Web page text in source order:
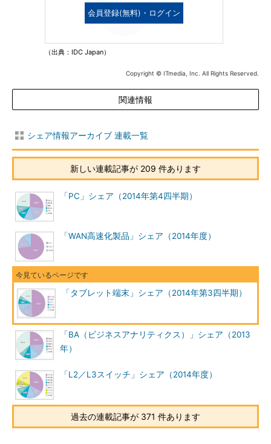
会員登録(無料)・ログイン
（出典：IDC Japan）
Copyright © ITmedia, Inc. All Rights Reserved.
関連情報
シェア情報アーカイブ 連載一覧
新しい連載記事が 209 件あります
「PC」シェア（2014年第4四半期）
「WAN高速化製品」シェア（2014年度）
「タブレット端末」シェア（2014年第3四半期）
「BA（ビジネスアナリティクス）」シェア（2013
年）
「L2／L3スイッチ」シェア（2014年度）
過去の連載記事が 371 件あります